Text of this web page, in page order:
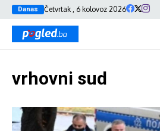
Danas Četvrtak , 6 kolovoz 2026
vrhovni sud